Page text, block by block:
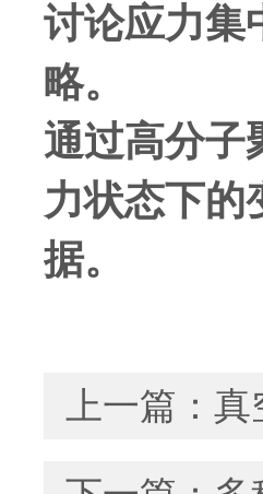
讨论应力集
略。
通过高分子
力状态下的
据。
上一篇： 真